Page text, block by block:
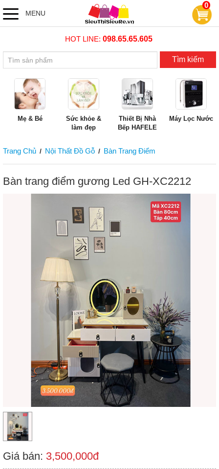
MENU
0
HOT LINE: 098.65.65.605
Tìm kiếm
Mẹ & Bé
Sức khỏe &
làm đẹp
Thiết Bị Nhà
Bếp HAFELE
Máy Lọc Nước
Trang Chủ / Nội Thất Đồ Gỗ / Bàn Trang Điểm
Bàn trang điểm gương Led GH-XC2212
Giá bán: 3,500,000đ